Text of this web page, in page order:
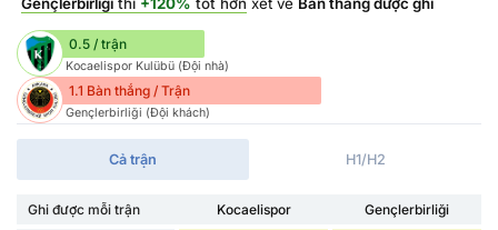
Gençlerbirliği thì +120% tốt hơn xét về Bàn thắng được ghi
0.5 / trận
Kocaelispor Kulübü (Đội nhà)
1.1 Bàn thắng / Trận
Gençlerbirliği (Đội khách)
Cả trận H1/H2
Ghi được mỗi trận Kocaelispor
Gençlerbirliği